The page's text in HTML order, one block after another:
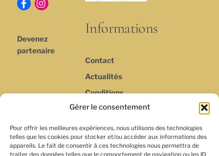
Gérer le consentement
Pour offrir les meilleures expériences, nous utilisons des technologies
telles que les cookies pour stocker et/ou accéder aux informations des
appareils. Le fait de consentir à ces technologies nous permettra de
traiter des données telles que le comportement de navigation ou les ID
Devenez
partenaire
Informations
Contact
Actualités
Conditions
générales de
d’utilisation
Politique de